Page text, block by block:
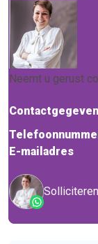
Neemt u gerust
E-mailadres